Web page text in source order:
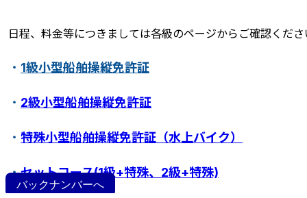
ボート免許教室
特定操縦免許
日程、料金等につきましては各級のページからご確認くださ
・ 1級小型船舶操縦免許証
・ 2級小型船舶操縦免許証
・ 特殊小型船舶操縦免許証（水上バイク）
・セットコース(1級+特殊、2級+特殊)
バックナンバーへ